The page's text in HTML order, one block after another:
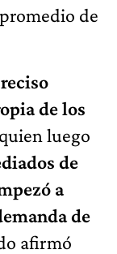
de
de los
luego
de
a
de
afirmó